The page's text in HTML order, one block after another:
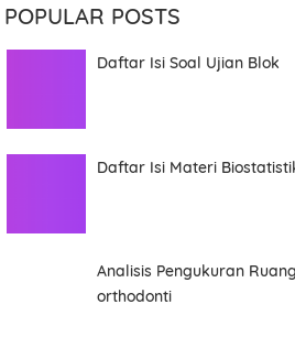
POPULAR POSTS
Daftar Isi Soal Ujian Blok
Daftar Isi Materi
Analisis Pengukuran
orthodonti